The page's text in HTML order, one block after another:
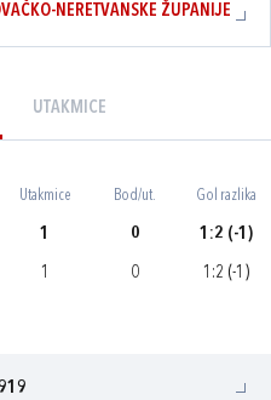
NERETVANSKE ŽUPANIJE
UTAKMICE
Utakmice Bod/ut. Gol razlika
1 0 1:2 (-1)
1 0 1:2 (-1)